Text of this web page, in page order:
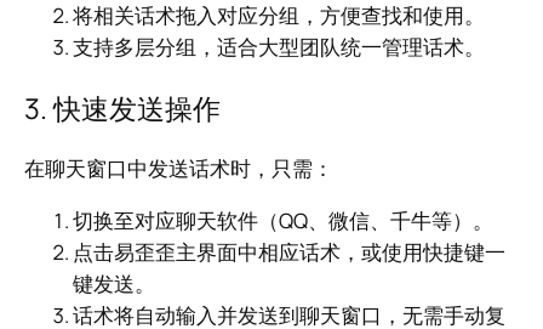
将相关话术拖入对应分组，方便查找和使用。
支持多层分组，适合大型团队统一管理话术。
3. 快速发送操作
在聊天窗口中发送话术时，只需：
切换至对应聊天软件（QQ、微信、千牛等）。
点击易歪歪主界面中相应话术，或使用快捷键一
键发送。
话术将自动输入并发送到聊天窗口，无需手动复